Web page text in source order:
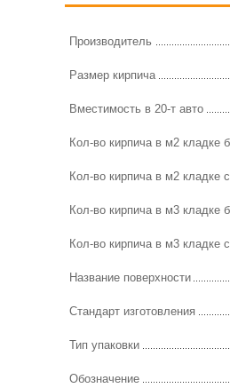
Производитель
Размер кирпича
Вместимость в 20-т авто
Кол-во кирпича в м2 кладке
Кол-во кирпича в м2 кладке
Кол-во кирпича в м3 кладке
Кол-во кирпича в м3 кладке
Название поверхности
Стандарт изготовления
Тип упаковки
Обозначение